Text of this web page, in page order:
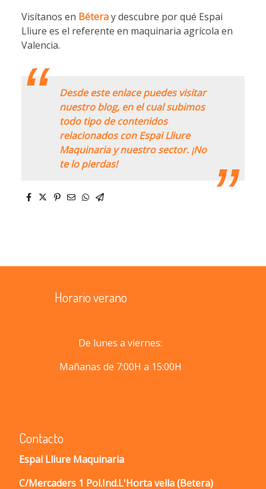
Visítanos en Béteray descubre por qué Espai
Lliure es el referente en maquinaria agrícola en
Valencia.
Desde este enlace puedes visitar
nuestro blog, en el cual subimos
todo tipo de contenidos
relacionados con Espai Lliure
Maquinaria y nuestro sector. ¡No
te lo pierdas!
Horario verano
De lunes a viernes:
Mañanas de 7:00H a 15:00H
Contacto
Espai Lliure Maquinaria
C/Mercaders 1 Pol.Ind.L'Horta vella (Betera)